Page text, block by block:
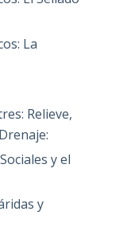
La
Relieve,
y el
y